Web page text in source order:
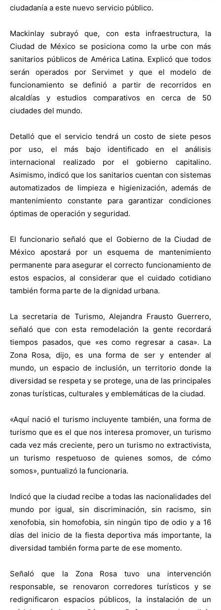
ciudadanía a este nuevo servicio público.
Mackinlay subrayó que, con esta infraestructura, la
Ciudad de México se posiciona como la urbe con más
sanitarios públicos de América Latina. Explicó que todos
serán operados por Servimet y que el modelo de
funcionamiento se definió a partir de recorridos en
alcaldías y estudios comparativos en cerca de 50
ciudades del mundo.
Detalló que el servicio tendrá un costo de siete pesos
por uso, el más bajo identificado en el análisis
internacional realizado por el gobierno capitalino.
Asimismo, indicó que los sanitarios cuentan con sistemas
automatizados de limpieza e higienización, además de
mantenimiento constante para garantizar condiciones
óptimas de operación y seguridad.
El funcionario señaló que el Gobierno de la Ciudad de
México apostará por un esquema de mantenimiento
permanente para asegurar el correcto funcionamiento de
estos espacios, al considerar que el cuidado cotidiano
también forma parte de la dignidad urbana.
La secretaria de Turismo, Alejandra Frausto Guerrero,
señaló que con esta remodelación la gente recordará
tiempos pasados, que «es como regresar a casa». La
Zona Rosa, dijo, es una forma de ser y entender al
mundo, un espacio de inclusión, un territorio donde la
diversidad se respeta y se protege, una de las principales
zonas turísticas, culturales y emblemáticas de la ciudad.
«Aquí nació el turismo incluyente también, una forma de
turismo que es el que nos interesa promover, un turismo
cada vez más creciente, pero un turismo no extractivista,
un turismo respetuoso de quienes somos, de cómo
somos», puntualizó la funcionaria.
Indicó que la ciudad recibe a todas las nacionalidades del
mundo por igual, sin discriminación, sin racismo, sin
xenofobia, sin homofobia, sin ningún tipo de odio y a 16
días del inicio de la fiesta deportiva más importante, la
diversidad también forma parte de ese momento.
Señaló que la Zona Rosa tuvo una intervención
responsable, se renovaron corredores turísticos y se
redignificaron espacios públicos, la instalación de un